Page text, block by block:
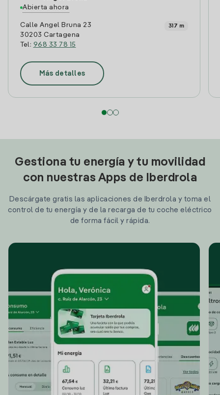
Abierta ahora
Calle Angel Bruna 23
30203 Cartagena
Tel: 968 33 78 15
317 m
Más detalles
Gestiona tu energía y tu movilidad
con nuestras Apps de Iberdrola
Descárgate gratis las aplicaciones de Iberdrola y toma el
control de tu energía y de la recarga de tu coche eléctrico
de forma fácil y rápida.